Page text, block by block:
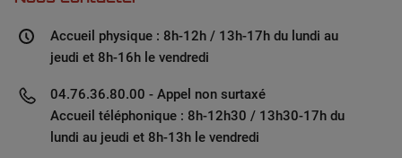
Accueil physique : 8h-12h / 13h-17h du lundi au
jeudi et 8h-16h le vendredi
04.76.36.80.00 - Appel non surtaxé
Accueil téléphonique : 8h-12h30 / 13h30-17h du
lundi au jeudi et 8h-13h le vendredi